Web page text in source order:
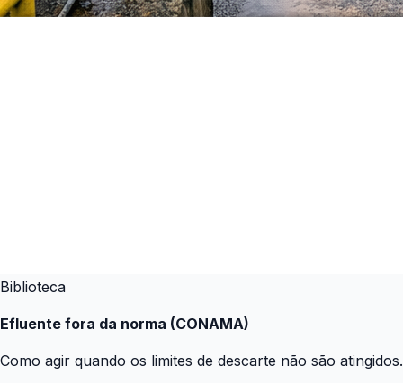
Biblioteca
Efluente fora da norma (CONAMA)
Como agir quando os limites de descarte não são atingidos.